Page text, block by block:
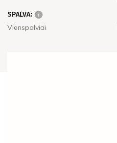
SPALVA:
Vienspalviai